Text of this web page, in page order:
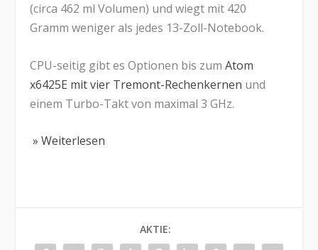
(circa 462 ml Volumen) und wiegt mit 420
Gramm weniger als jedes 13-Zoll-Notebook.
CPU-seitig gibt es Optionen bis zumAtom
x6425E mit vier Tremont-Rechenkernen und
einem Turbo-Takt von maximal 3 GHz.
» Weiterlesen
AKTIE: